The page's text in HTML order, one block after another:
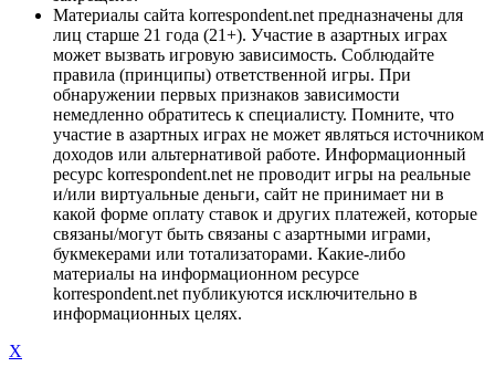
Материалы сайта korrespondent.net предназначены для
лиц старше 21 года (21+). Участие в азартных играх
может вызвать игровую зависимость. Соблюдайте
правила (принципы) ответственной игры. При
обнаружении первых признаков зависимости
немедленно обратитесь к специалисту. Помните, что
участие в азартных играх не может являться источником
доходов или альтернативой работе. Информационный
ресурс korrespondent.net не проводит игры на реальные
и/или виртуальные деньги, сайт не принимает ни в
какой форме оплату ставок и других платежей, которые
связаны/могут быть связаны с азартными играми,
букмекерами или тотализаторами. Какие-либо
материалы на информационном ресурсе
korrespondent.net публикуются исключительно в
информационных целях.
X